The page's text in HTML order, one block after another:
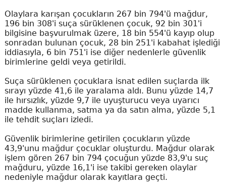
Olaylara karışan çocukların 267 bin 794'ü mağdur,
196 bin 308'i suça sürüklenen çocuk, 92 bin 301'i
bilgisine başvurulmak üzere, 18 bin 554'ü kayıp olup
sonradan bulunan çocuk, 28 bin 251'i kabahat işlediği
iddiasıyla, 6 bin 751'i ise diğer nedenlerle güvenlik
birimlerine geldi veya getirildi.
Suça sürüklenen çocuklara isnat edilen suçlarda ilk
sırayı yüzde 41,6 ile yaralama aldı. Bunu yüzde 14,7
ile hırsızlık, yüzde 9,7 ile uyuşturucu veya uyarıcı
madde kullanma, satma ya da satın alma, yüzde 5,1
ile tehdit suçları izledi.
Güvenlik birimlerine getirilen çocukların yüzde
43,9'unu mağdur çocuklar oluşturdu. Mağdur olarak
işlem gören 267 bin 794 çocuğun yüzde 83,9'u suç
mağduru, yüzde 16,1'i ise takibi gereken olaylar
nedeniyle mağdur olarak kayıtlara geçti.